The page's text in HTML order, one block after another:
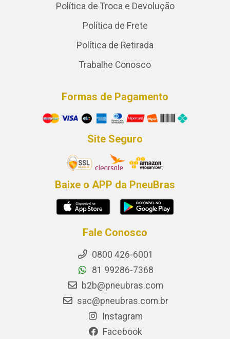
Política de Troca e Devolução
Política de Frete
Política de Retirada
Trabalhe Conosco
Formas de Pagamento
Site Seguro
Baixe o APP da PneuBras
Fale Conosco
0800 426-6001
81 99286-7368
b2b@pneubras.com
sac@pneubras.com.br
Instagram
Facebook